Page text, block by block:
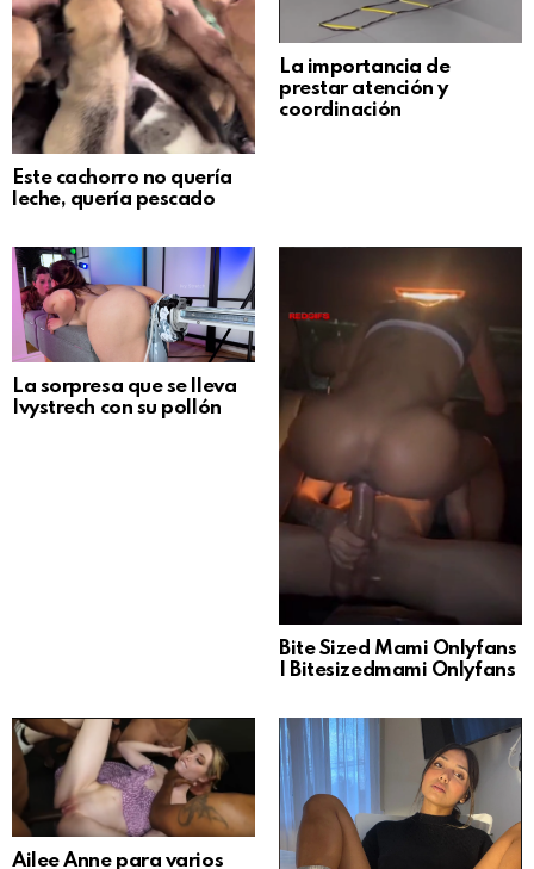
Este cachorro no quería
leche, quería pescado
La importancia de
prestar atención y
coordinación
La sorpresa que se lleva
Ivystrech con su pollón
Bite Sized Mami Onlyfans
| Bitesizedmami Onlyfans
Ailee Anne para varios